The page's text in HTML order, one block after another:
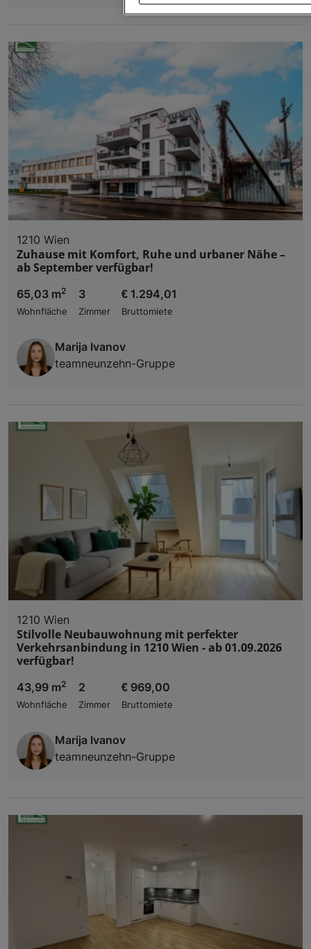
1210 Wien
Zuhause mit Komfort, Ruhe und urbaner Nähe –
ab September verfügbar!
65,03 m2
Wohnfläche
3
Zimmer
€ 1.294,01
Bruttomiete
Marija Ivanov
teamneunzehn-Gruppe
1210 Wien
Stilvolle Neubauwohnung mit perfekter
Verkehrsanbindung in 1210 Wien - ab 01.09.2026
verfügbar!
43,99 m2
Wohnfläche
2
Zimmer
€ 969,00
Bruttomiete
Marija Ivanov
teamneunzehn-Gruppe
Verwendung genauer Standortdaten.
und der Performance von Inhalten,
Liste der Partner (Lieferanten)